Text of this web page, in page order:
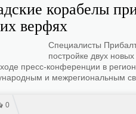
корабелы
верфях
Специалисты
постройке двух
пресс-конференции в
и межрегиональным
0